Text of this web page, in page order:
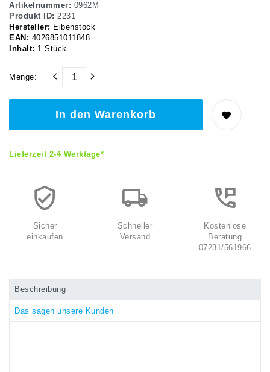
Artikelnummer: 0962M
Produkt ID: 2231
Hersteller: Eibenstock
EAN: 4026851011848
Inhalt: 1 Stück
Menge:
In den Warenkorb
Lieferzeit 2-4 Werktage*
Sicher
einkaufen
Schneller
Versand
Kostenlose
Beratung
07231/561966
Beschreibung
Das sagen unsere Kunden